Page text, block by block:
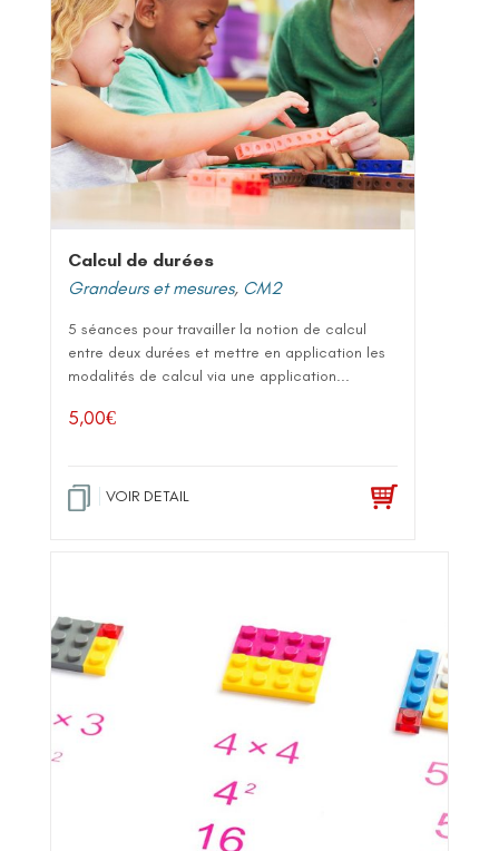
Calcul de durées
Grandeurs et mesures, CM2
5 séances pour travailler la notion de calcul
entre deux durées et mettre en application les
modalités de calcul via une application...
5,00€
VOIR DETAIL